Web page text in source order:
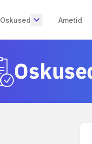
Oskused Ametid